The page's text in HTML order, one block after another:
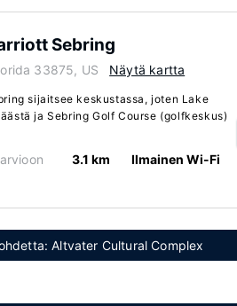
Sebring
33875, US Näytä kartta
sijaitsee keskustassa, joten Lake
ja Sebring Golf Course (golfkeskus)
3.1 km Ilmainen Wi-Fi
Altvater Cultural Complex